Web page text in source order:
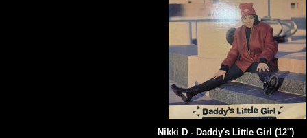
Nikki D - Daddy's Little Girl (12'')